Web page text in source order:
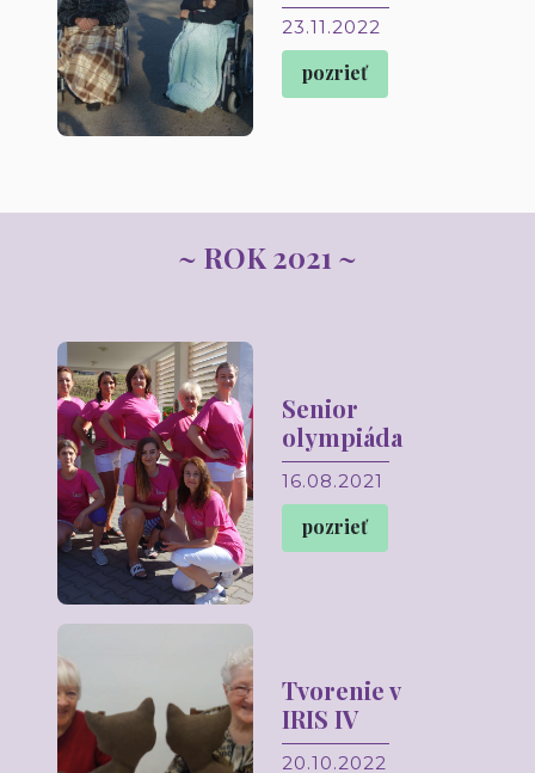
23.11.2022
pozrieť
~ ROK 2021 ~
Senior
olympiáda
16.08.2021
pozrieť
Tvorenie v
IRIS IV
20.10.2022